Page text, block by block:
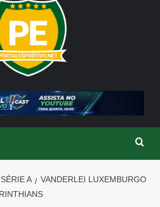
SÉRIE A
VANDERLEI LUXEMBURGO